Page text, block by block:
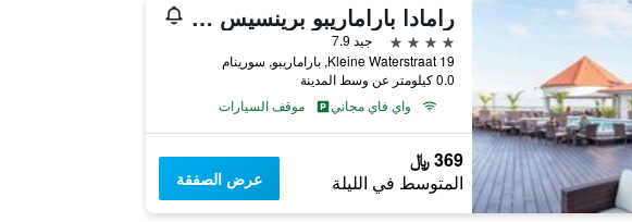
رامادا باراماريبو برينسيس هوتل
4 نجوم
جيد 7.9
19 Kleine Waterstraat, باراماريبو, سورينام
0.0 كيلومتر عن وسط المدينة
واي فاي مجاني
موقف السيارات
369 ﷼
المتوسط في الليلة عرض الصفقة